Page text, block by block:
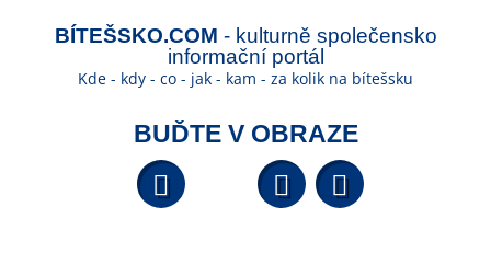
BÍTEŠSKO.COM - kulturně společensko
informační portál
Kde - kdy - co - jak - kam - za kolik na bítešsku
BUĎTE V OBRAZE
Facebook YouTube